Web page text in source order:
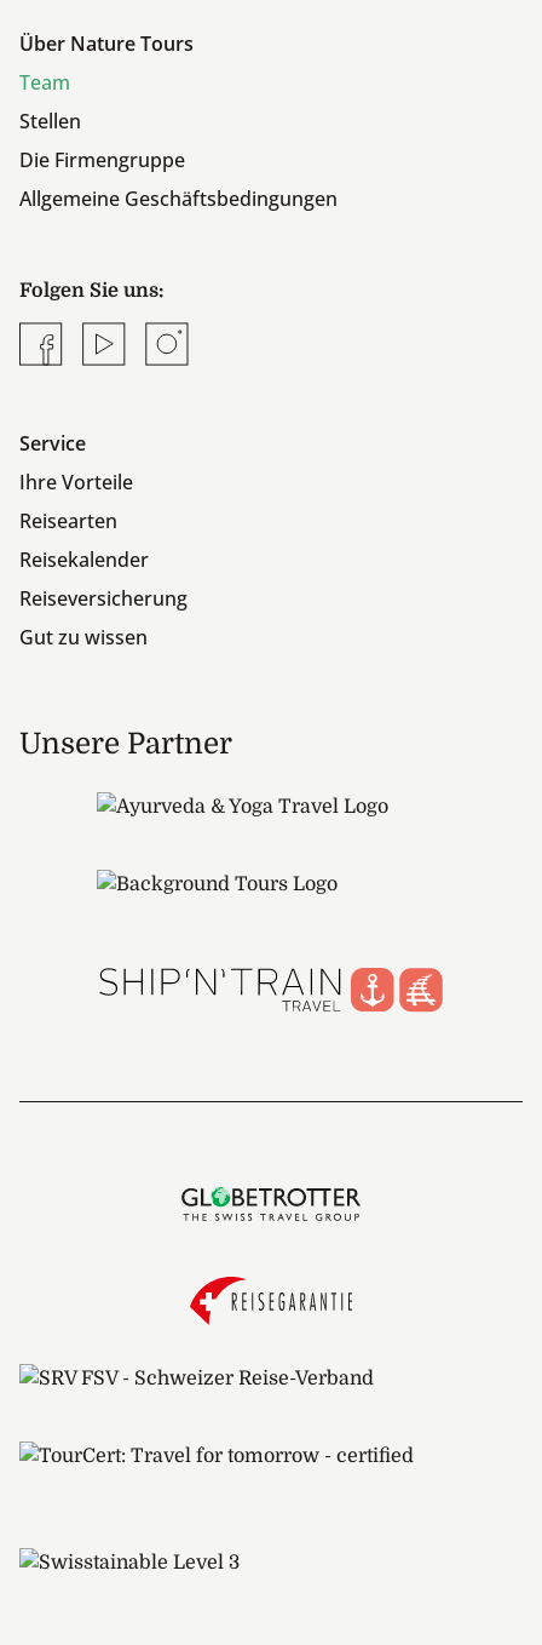
Über Nature Tours
Team
Stellen
Die Firmengruppe
Allgemeine Geschäftsbedingungen
Folgen Sie uns:
FacebookYouTubeInstagram
Service
Ihre Vorteile
Reisearten
Reisekalender
Reiseversicherung
Gut zu wissen
Unsere Partner